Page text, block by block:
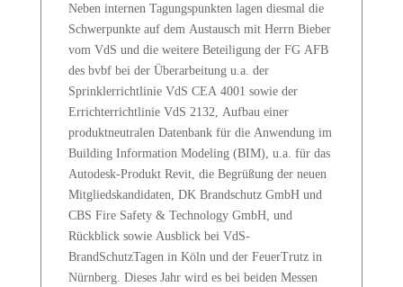
Neben internen Tagungspunkten lagen diesmal die
Schwerpunkte auf dem Austausch mit Herrn Bieber
vom VdS und die weitere Beteiligung der FG AFB
des bvbf bei der Überarbeitung u.a. der
Sprinklerrichtlinie VdS CEA 4001 sowie der
Errichterrichtlinie VdS 2132, Aufbau einer
produktneutralen Datenbank für die Anwendung im
Building Information Modeling (BIM), u.a. für das
Autodesk-Produkt Revit, die Begrüßung der neuen
Mitgliedskandidaten, DK Brandschutz GmbH und
CBS Fire Safety & Technology GmbH, und
Rückblick sowie Ausblick bei VdS-
BrandSchutzTagen in Köln und der FeuerTrutz in
Nürnberg. Dieses Jahr wird es bei beiden Messen